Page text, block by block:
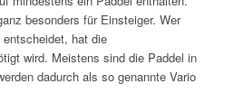
besonders für Einsteiger. Wer
hat die
wird. Meistens sind die Paddel in
dadurch als so genannte Vario